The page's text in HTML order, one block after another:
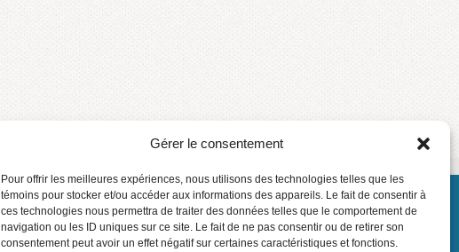
Gérer le consentement
Pour offrir les meilleures expériences, nous utilisons des technologies telles que les
témoins pour stocker et/ou accéder aux informations des appareils. Le fait de consentir à
ces technologies nous permettra de traiter des données telles que le comportement de
navigation ou les ID uniques sur ce site. Le fait de ne pas consentir ou de retirer son
consentement peut avoir un effet négatif sur certaines caractéristiques et fonctions.
2016 © Centre de services scolaire des Phares
Connexion